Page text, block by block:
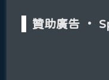
贊助廣告 ‧